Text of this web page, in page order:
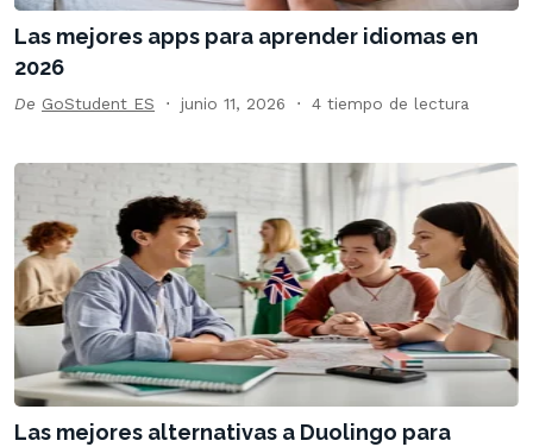
Las mejores apps para aprender idiomas en
2026
De GoStudent ES junio 11, 2026 4 tiempo de lectura
Las mejores alternativas a Duolingo para